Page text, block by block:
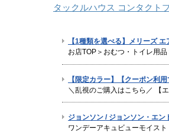
タックルハウス コンタクト